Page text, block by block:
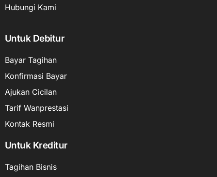
Hubungi Kami
Untuk Debitur
Bayar Tagihan
Konfirmasi Bayar
Ajukan Cicilan
Tarif Wanprestasi
Kontak Resmi
Untuk Kreditur
Tagihan Bisnis